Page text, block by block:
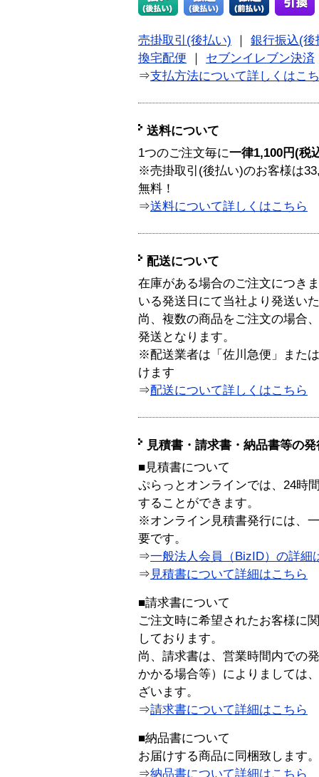
売掛取引(後払い)
銀行振込(後
換宅配便
セブンイレブン決済
⇒支払方法について詳しくはこ
送料について
1つのご注文毎に一律1,100円(税
※売掛取引(後払い)のお客様は
無料！
⇒送料について詳しくはこちら
配送について
在庫がある場合のご注文につき
いる発送日にて当社より発送い
尚、複数の商品をご注文の場合
発送となります。
※配送業者は「佐川急便」また
けます
⇒配送について詳しくはこちら
見積書・請求書・納品書等の
■見積書について
ぷらっとオンラインでは、24時
することができます。
※オンライン見積書発行には、
要です。
⇒一般法人会員（BizID）の詳細
⇒ 見積書について詳細はこちら
■請求書について
ご注文時に希望されたお客様に
しております。
尚、請求書は、営業時間内での
かかる場合等）によりましては
ざいます。
⇒請求書について詳細はこちら
■納品書について
お届けする商品に同梱致します。
⇒納品書について詳細はこちら